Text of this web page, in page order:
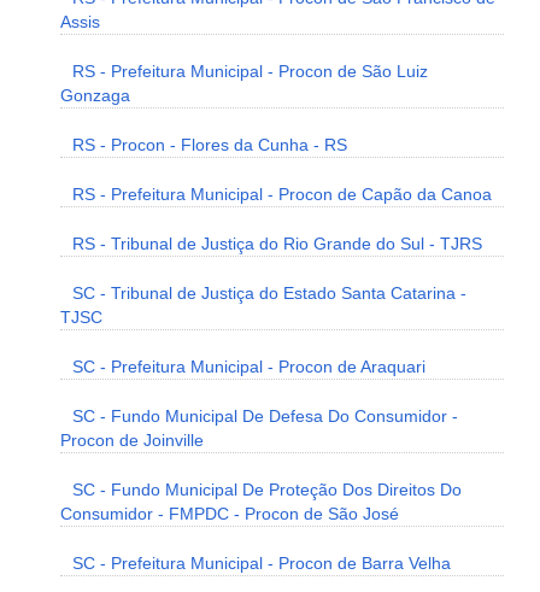
Assis
RS - Prefeitura Municipal - Procon de São Luiz
Gonzaga
RS - Procon - Flores da Cunha - RS
RS - Prefeitura Municipal - Procon de Capão da Canoa
RS - Tribunal de Justiça do Rio Grande do Sul - TJRS
SC - Tribunal de Justiça do Estado Santa Catarina -
TJSC
SC - Prefeitura Municipal - Procon de Araquari
SC - Fundo Municipal De Defesa Do Consumidor -
Procon de Joinville
SC - Fundo Municipal De Proteção Dos Direitos Do
Consumidor - FMPDC - Procon de São José
SC - Prefeitura Municipal - Procon de Barra Velha